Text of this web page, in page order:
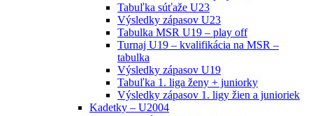
Tabuľka súťaže U23
Výsledky zápasov U23
Tabulka MSR U19 – play off
Turnaj U19 – kvalifikácia na MSR –
tabulka
Výsledky zápasov U19
Tabuľka 1. liga ženy + juniorky
Výsledky zápasov 1. ligy žien a junioriek
Kadetky – U2004